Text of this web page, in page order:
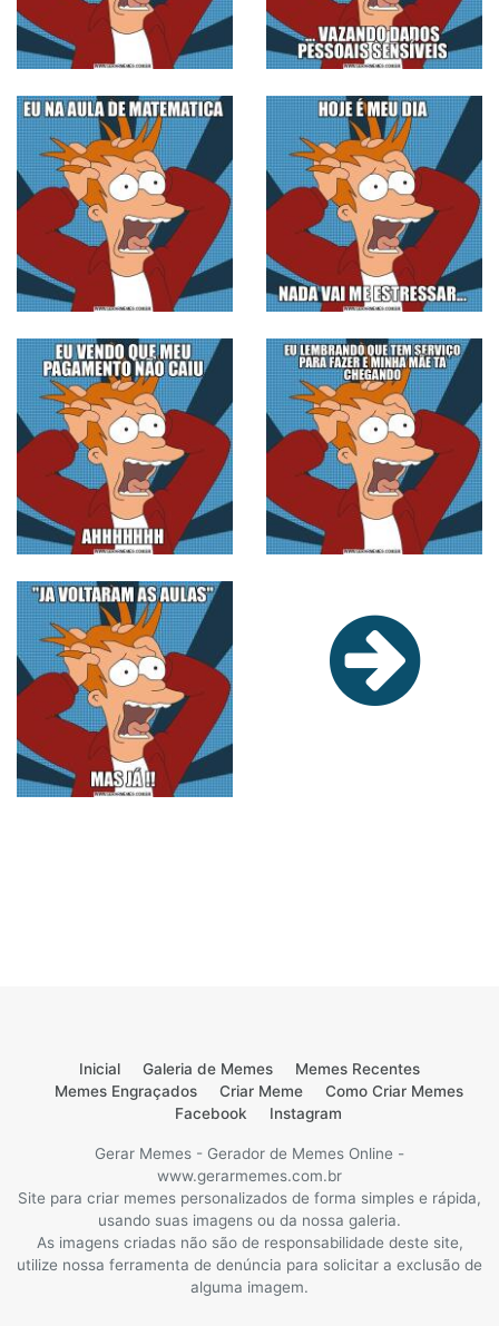
Inicial Galeria de Memes
Memes Recentes
Memes Engraçados
Criar Meme
Como Criar Memes
Facebook
Instagram
Gerar Memes - Gerador de Memes Online -
www.gerarmemes.com.br
Site para criar memes personalizados de forma simples e rápida,
usando suas imagens ou da nossa galeria.
As imagens criadas não são de responsabilidade deste site,
utilize nossa ferramenta de denúncia para solicitar a exclusão de
alguma imagem.